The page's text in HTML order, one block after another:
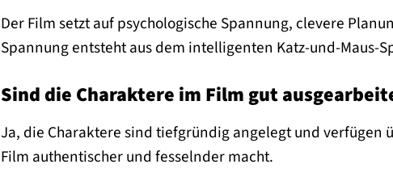
Der Film setzt auf psychologische Spannung, clevere
Spannung entsteht aus dem intelligenten Katz-und-Maus-
Sind die Charaktere im Film gut
Ja, die Charaktere sind tiefgründig angelegt und
Film authentischer und fesselnder macht.